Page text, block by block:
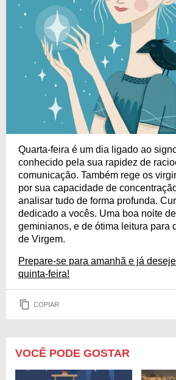
Quarta-feira é um dia ligado ao
conhecido pela sua rapidez de
comunicação. Também rege os
por sua capacidade de
analisar tudo de forma profunda.
dedicado a vocês. Uma boa noite
geminianos, e de ótima leitura para
de Virgem.
Prepare-se para amanhã e já
quinta-feira!
COPIAR
VOCÊ PODE GOSTAR